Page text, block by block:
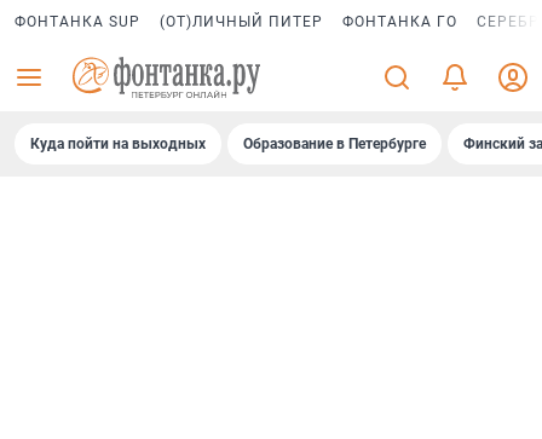
ФОНТАНКА SUP (ОТ)ЛИЧНЫЙ ПИТЕР ФОНТАНКА ГО
Куда пойти на выходных Образование в Петербурге Финский